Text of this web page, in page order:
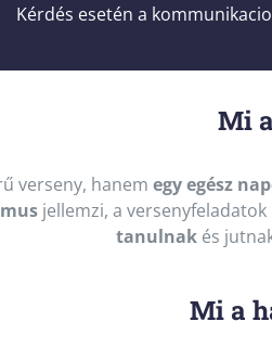
Kérdés esetén a
Mi
verseny, hanem egy egész
jellemzi, a versenyfeladatok
tanulnak és
Mi a